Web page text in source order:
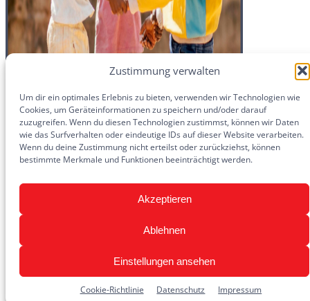
Zustimmung verwalten
Um dir ein optimales Erlebnis zu bieten, verwenden wir Technologien wie
Cookies, um Geräteinformationen zu speichern und/oder darauf
zuzugreifen. Wenn du diesen Technologien zustimmst, können wir Daten
wie das Surfverhalten oder eindeutige IDs auf dieser Website verarbeiten.
Wenn du deine Zustimmung nicht erteilst oder zurückziehst, können
bestimmte Merkmale und Funktionen beeinträchtigt werden.
Akzeptieren
Ablehnen
Einstellungen ansehen
Cookie-Richtlinie Datenschutz Impressum